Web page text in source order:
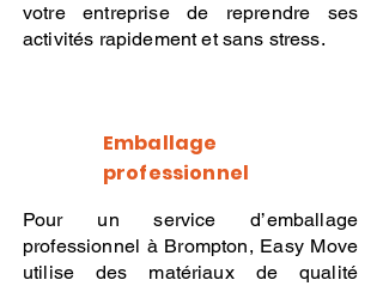
votre entreprise de reprendre ses
activités rapidement et sans stress.
Emballage
professionnel
Pour un service d’emballage
professionnel à Brompton, Easy Move
utilise des matériaux de qualité